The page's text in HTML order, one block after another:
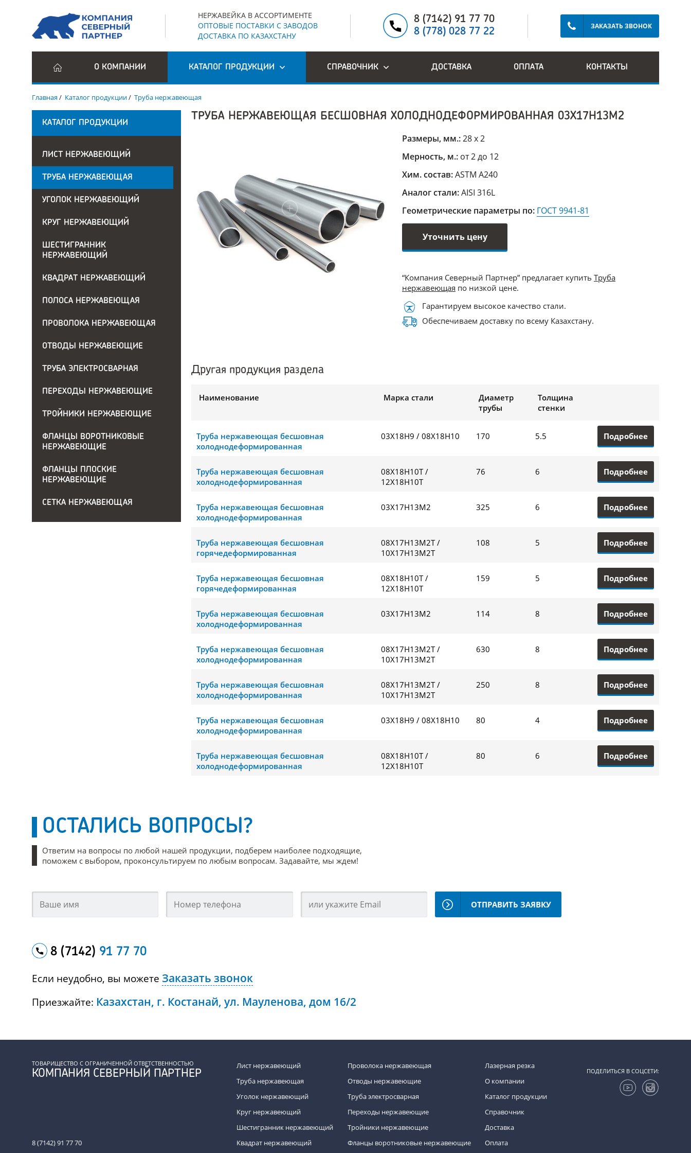
НЕРЖАВЕЙКА В АССОРТИМЕНТЕ
ОПТОВЫЕ ПОСТАВКИ С ЗАВОДОВ
ДОСТАВКА ПО КАЗАХСТАНУ
8 (7142) 91 77 70
8 (778) 028 77 22
ЗАКАЗАТЬ ЗВОНОК
О КОМПАНИИ КАТАЛОГ ПРОДУКЦИИ СПРАВОЧНИК ДОСТАВКА ОПЛАТА КОНТАКТЫ
Главная/ Каталог продукции/ Труба нержавеющая
КАТАЛОГ ПРОДУКЦИИ
ЛИСТ НЕРЖАВЕЮЩИЙ
ТРУБА НЕРЖАВЕЮЩАЯ
УГОЛОК НЕРЖАВЕЮЩИЙ
КРУГ НЕРЖАВЕЮЩИЙ
ШЕСТИГРАННИК
НЕРЖАВЕЮЩИЙ
КВАДРАТ НЕРЖАВЕЮЩИЙ
ПОЛОСА НЕРЖАВЕЮЩАЯ
ПРОВОЛОКА НЕРЖАВЕЮЩАЯ
ОТВОДЫ НЕРЖАВЕЮЩИЕ
ТРУБА ЭЛЕКТРОСВАРНАЯ
ПЕРЕХОДЫ НЕРЖАВЕЮЩИЕ
ТРОЙНИКИ НЕРЖАВЕЮЩИЕ
ФЛАНЦЫ ВОРОТНИКОВЫЕ
НЕРЖАВЕЮЩИЕ
ФЛАНЦЫ ПЛОСКИЕ
НЕРЖАВЕЮЩИЕ
СЕТКА НЕРЖАВЕЮЩАЯ
ТРУБА НЕРЖАВЕЮЩАЯ БЕСШОВНАЯ ХОЛОДНОДЕФОРМИРОВАННАЯ 03Х17Н13М2
Размеры, мм.:28 х 2
Мерность, м.: от 2 до 12
Хим. состав:ASTM A240
Аналог стали:AISI 316L
Геометрические параметры по: ГОСТ 9941-81
Уточнить цену
“Компания Северный Партнер” предлагает купить Труба
нержавеющая по низкой цене.
Гарантируем высокое качество стали.
Обеспечиваем доставку по всему Казахстану.
Другая продукция раздела
Наименование Марка стали
Диаметр
трубы
Толщина
стенки
Труба нержавеющая бесшовная
холоднодеформированная
03Х18Н9 / 08Х18Н10 170 5.5 Подробнее
Труба нержавеющая бесшовная
холоднодеформированная
08Х18Н10Т /
12Х18Н10Т
76 6 Подробнее
Труба нержавеющая бесшовная
холоднодеформированная
03Х17Н13М2 325 6 Подробнее
Труба нержавеющая бесшовная
горячедеформированная
08Х17Н13М2Т /
10Х17Н13М2Т
108 5 Подробнее
Труба нержавеющая бесшовная
горячедеформированная
08Х18Н10Т /
12Х18Н10Т
159 5 Подробнее
Труба нержавеющая бесшовная
холоднодеформированная
03Х17Н13М2 114 8 Подробнее
Труба нержавеющая бесшовная
холоднодеформированная
08Х17Н13М2Т /
10Х17Н13М2Т
630 8 Подробнее
Труба нержавеющая бесшовная
холоднодеформированная
08Х17Н13М2Т /
10Х17Н13М2Т
250 8 Подробнее
Труба нержавеющая бесшовная
холоднодеформированная
03Х18Н9 / 08Х18Н10 80 4 Подробнее
Труба нержавеющая бесшовная
холоднодеформированная
08Х18Н10Т /
12Х18Н10Т
80 6 Подробнее
ОСТАЛИСЬ ВОПРОСЫ?
Ответим на вопросы по любой нашей продукции, подберем наиболее подходящие,
поможем с выбором, проконсультируем по любым вопросам. Задавайте, мы ждем!
ОТПРАВИТЬ ЗАЯВКУ
8 (7142) 91 77 70
Если неудобно, вы можете Заказать звонок
Приезжайте: Казахстан, г. Костанай, ул. Мауленова, дом 16/2
ТОВАРИЩЕСТВО С ОГРАНИЧЕННОЙ ОТВЕТСТВЕННОСТЬЮ
КОМПАНИЯ СЕВЕРНЫЙ ПАРТНЕР
8 (7142) 91 77 70
Лист нержавеющий
Труба нержавеющая
Уголок нержавеющий
Круг нержавеющий
Шестигранник нержавеющий
Квадрат нержавеющий
Проволока нержавеющая
Отводы нержавеющие
Труба электросварная
Переходы нержавеющие
Тройники нержавеющие
Фланцы воротниковые нержавеющие
Лазерная резка
О компании
Каталог продукции
Справочник
Доставка
Оплата
ПОДЕЛИТЬСЯ В СОЦСЕТИ: